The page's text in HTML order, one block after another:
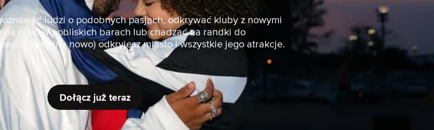
ludzi o podobnych pasjach, odkrywać kluby z nowymi
na piwo w pobliskich barach lub chadzać na randki do
apką (na nowo) odkryjesz miasto i wszystkie jego atrakcje.
Dołącz już teraz